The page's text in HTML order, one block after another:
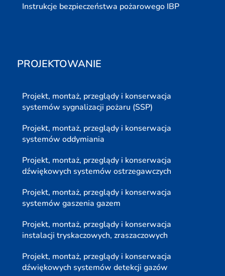
Instrukcje bezpieczeństwa pożarowego IBP
PROJEKTOWANIE
Projekt, montaż, przeglądy i konserwacja
systemów sygnalizacji pożaru (SSP)
Projekt, montaż, przeglądy i konserwacja
systemów oddymiania
Projekt, montaż, przeglądy i konserwacja
dźwiękowych systemów ostrzegawczych
Projekt, montaż, przeglądy i konserwacja
systemów gaszenia gazem
Projekt, montaż, przeglądy i konserwacja
instalacji tryskaczowych, zraszaczowych
Projekt, montaż, przeglądy i konserwacja
dźwiękowych systemów detekcji gazów